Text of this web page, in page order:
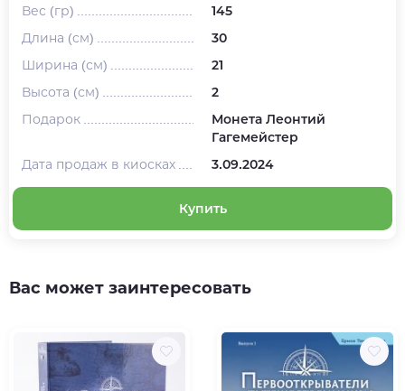
Вес (гр)
145
Длина (см)
30
Ширина (см)
21
Высота (см)
2
Подарок
Монета Леонтий
Гагемейстер
Дата продаж в киосках
3.09.2024
Купить
Вас может заинтересовать